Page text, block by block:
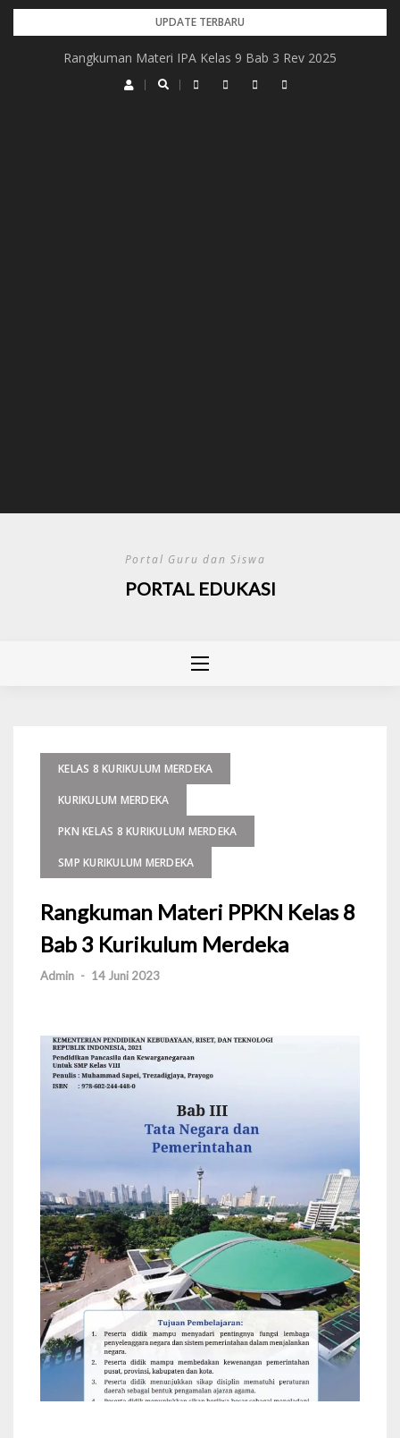
Skip
UPDATE TERBARU
Rangkuman Materi IPA Kelas 9 Bab 3 Rev 2025
Portal Guru dan Siswa
PORTAL EDUKASI
KELAS 8 KURIKULUM MERDEKA
KURIKULUM MERDEKA
PKN KELAS 8 KURIKULUM MERDEKA
SMP KURIKULUM MERDEKA
Rangkuman Materi PPKN Kelas 8
Bab 3 Kurikulum Merdeka
Admin - 14 Juni 2023